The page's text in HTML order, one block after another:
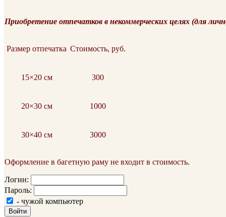
Приобретение отпечатков в некоммерческих целях (для
Размер отпечатка Стоимость, руб.
15×20 см 300
20×30 см 1000
30×40 см 3000
Оформление в багетную раму не входит в стоимость.
Логин:
Пароль:
- чужой компьютер
Войти